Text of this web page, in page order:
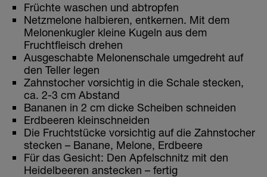
Früchte waschen und abtropfen
Netzmelone halbieren, entkernen. Mit dem
Melonenkugler kleine Kugeln aus dem
Fruchtfleisch drehen
Ausgeschabte Melonenschale umgedreht auf
den Teller legen
Zahnstocher vorsichtig in die Schale stecken,
ca. 2-3 cm Abstand
Bananen in 2 cm dicke Scheiben schneiden
Erdbeeren kleinschneiden
Die Fruchtstücke vorsichtig auf die Zahnstocher
stecken – Banane, Melone, Erdbeere
Für das Gesicht: Den Apfelschnitz mit den
Heidelbeeren anstecken – fertig